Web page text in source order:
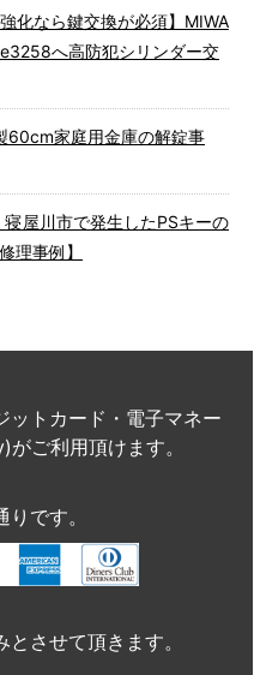
化なら鍵交換が必須】MIWA
へ高防犯シリンダー交
60cm家庭用金庫の解錠事
寝屋川市で発生したPSキーの
理事例】
ットカード・電子マネー
ご利用頂けます。
です。
させて頂きます。